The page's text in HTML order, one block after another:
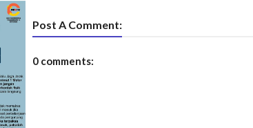
Post A Comment:
0 comments: